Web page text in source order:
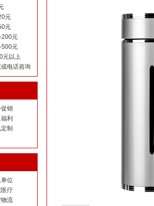
元
元
200元
500元
元以上
电话咨询
促销
利
制
位
医疗
流